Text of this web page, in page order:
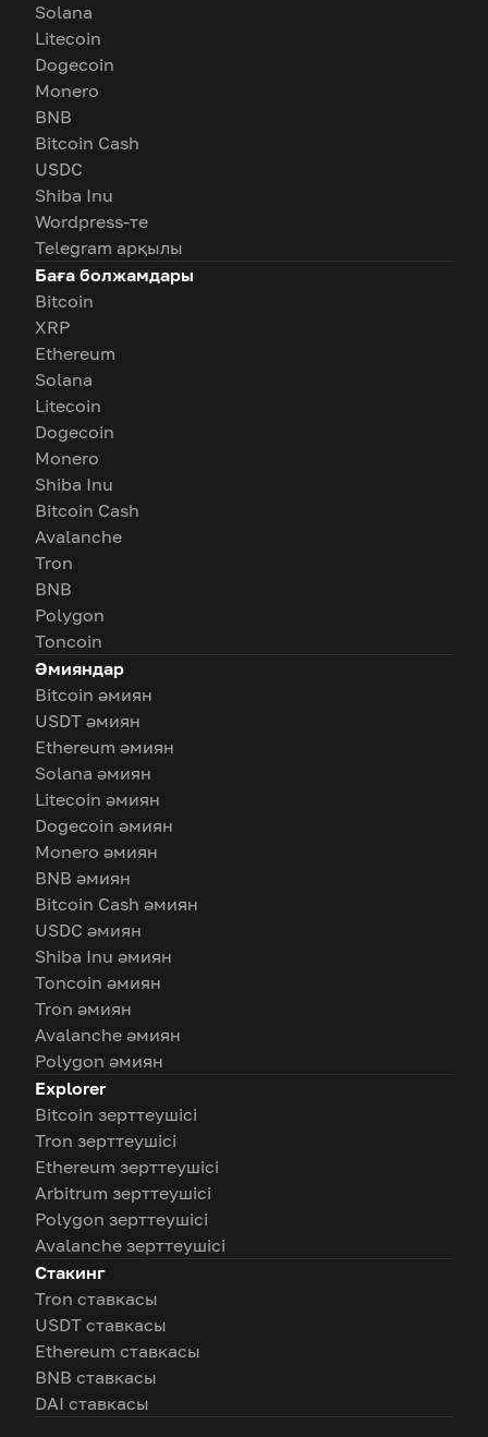
Solana
Litecoin
Dogecoin
Monero
BNB
Bitcoin Cash
USDC
Shiba Inu
Wordpress-те
Telegram арқылы
Баға болжамдары
Bitcoin
XRP
Ethereum
Solana
Litecoin
Dogecoin
Monero
Shiba Inu
Bitcoin Cash
Avalanche
Tron
BNB
Polygon
Toncoin
Әмияндар
Bitcoin әмиян
USDT әмиян
Ethereum әмиян
Solana әмиян
Litecoin әмиян
Dogecoin әмиян
Monero әмиян
BNB әмиян
Bitcoin Cash әмиян
USDC әмиян
Shiba Inu әмиян
Toncoin әмиян
Tron әмиян
Avalanche әмиян
Polygon әмиян
Explorer
Bitcoin зерттеушісі
Tron зерттеушісі
Ethereum зерттеушісі
Arbitrum зерттеушісі
Polygon зерттеушісі
Avalanche зерттеушісі
Стакинг
Tron ставкасы
USDT ставкасы
Ethereum ставкасы
BNB ставкасы
DAI ставкасы